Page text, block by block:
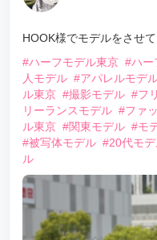
HOOK様でモデルをさせ
#ハーフモデル東京 #ハー
人モデル #アパレルモデ
ル東京 #撮影モデル #フ
リーランスモデル #ファ
ル東京 #関東モデル #モ
#被写体モデル #20代モ
ル